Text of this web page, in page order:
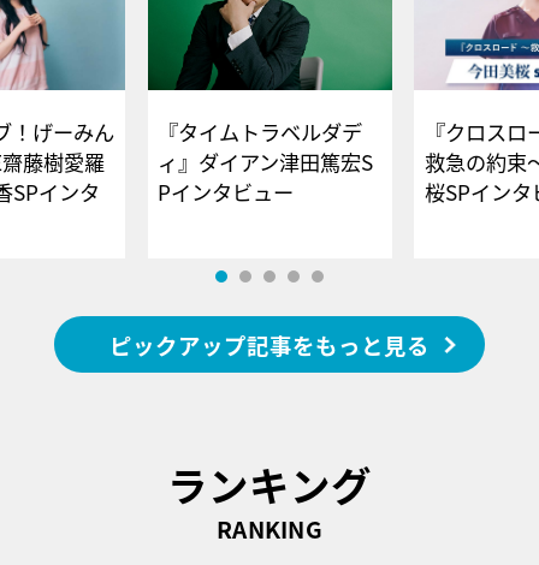
！げーみん
藤樹愛羅
SPインタ
『タイムトラベルダデ
ィ』ダイアン津田篤宏S
Pインタビュー
『クロス
救急の約束
桜SPイ
ピックアップ記事をもっと見る
ランキング
RANKING